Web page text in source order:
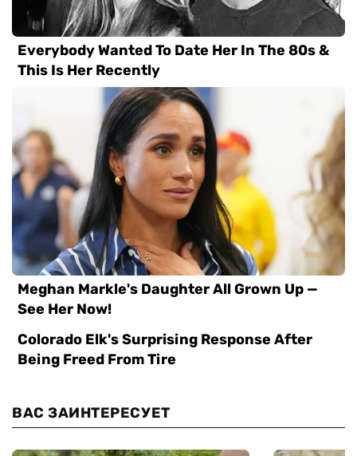
ВАС ЗАИНТЕРЕСУЕТ